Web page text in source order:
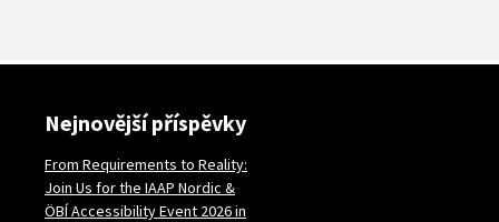
Nejnovější příspěvky
From Requirements to Reality:
Join Us for the IAAP Nordic &
ÖBÍ Accessibility Event 2026 in